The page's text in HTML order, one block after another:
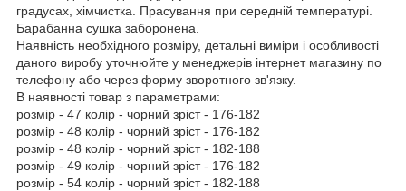
градусах, хімчистка. Прасування при середній температурі.
Барабанна сушка заборонена.
Наявність необхідного розміру, детальні виміри і особливості
даного виробу уточнюйте у менеджерів інтернет магазину по
телефону або через форму зворотного зв'язку.
В наявності товар з параметрами:
розмір - 47 колір - чорний зріст - 176-182
розмір - 48 колір - чорний зріст - 176-182
розмір - 48 колір - чорний зріст - 182-188
розмір - 49 колір - чорний зріст - 176-182
розмір - 54 колір - чорний зріст - 182-188